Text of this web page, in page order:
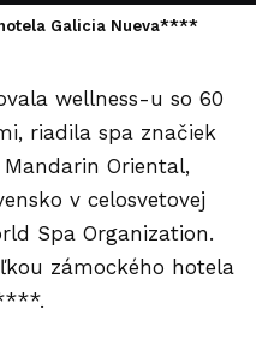
Galicia Nueva****
wellness-u so 60
riadila spa značiek
Oriental,
v celosvetovej
Spa Organization.
zámockého hotela
.